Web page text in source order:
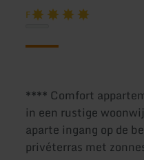
F
**** Comfort
in een rustige
aparte ingang op de
privéterras met